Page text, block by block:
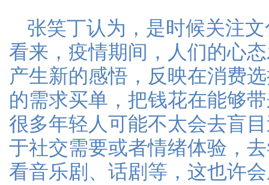
张笑丁认为，是时候关注
看来，疫情期间，人们的心
产生新的感悟，反映在消费
的需求买单，把钱花在能够
很多年轻人可能不太会去盲
于社交需要或者情绪体验，
看音乐剧、话剧等，这也许